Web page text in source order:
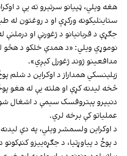
هغه ویلي، ټپیانو سرتېرو ته یې د
ستاینلیکونه ورکړي او د روغتون له
جګړې د قربانیانو د ژغورنې او
نوموړي ویلي: «د همدې خلکو د هڅو
مدافعینو ژوند ژغورل کېږي».
زېلېنسکي همداراز د اوکراین د شلم
څخه لیدنه کړې او هلته یې له هغو
دنیپرو پېتروفسک سیمې د اشغال
عملیاتو کې برخه لري.
د اوکراین ولسمشر ویلي، په دې
د پوځ د پیاوړتیا، د جګړه‌ییزو